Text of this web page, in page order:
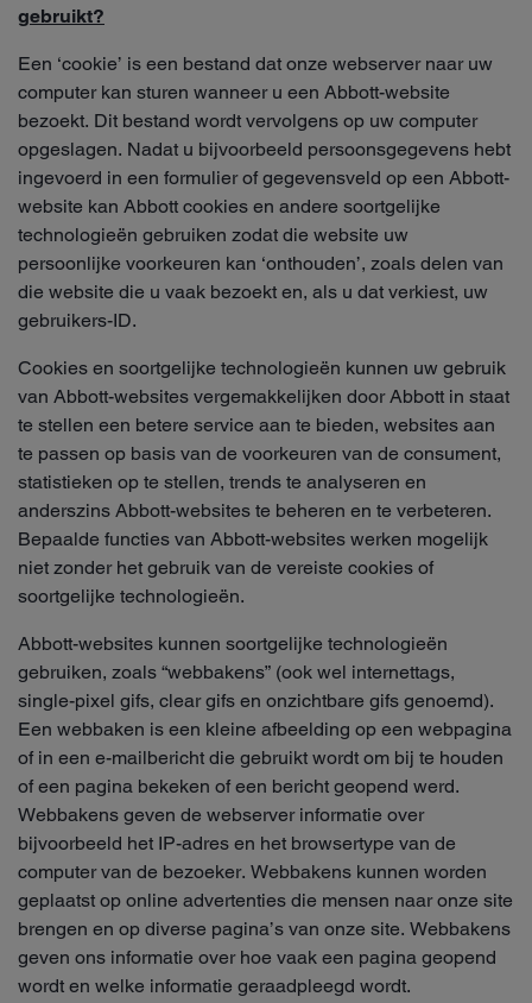
gebruikt?
Een ‘cookie’ is een bestand dat onze webserver naar uw
computer kan sturen wanneer u een Abbott-website
bezoekt. Dit bestand wordt vervolgens op uw computer
opgeslagen. Nadat u bijvoorbeeld persoonsgegevens hebt
ingevoerd in een formulier of gegevensveld op een Abbott-
website kan Abbott cookies en andere soortgelijke
technologieën gebruiken zodat die website uw
persoonlijke voorkeuren kan ‘onthouden’, zoals delen van
die website die u vaak bezoekt en, als u dat verkiest, uw
gebruikers-ID.
Cookies en soortgelijke technologieën kunnen uw gebruik
van Abbott-websites vergemakkelijken door Abbott in staat
te stellen een betere service aan te bieden, websites aan
te passen op basis van de voorkeuren van de consument,
statistieken op te stellen, trends te analyseren en
anderszins Abbott-websites te beheren en te verbeteren.
Bepaalde functies van Abbott-websites werken mogelijk
niet zonder het gebruik van de vereiste cookies of
soortgelijke technologieën.
Abbott-websites kunnen soortgelijke technologieën
gebruiken, zoals “webbakens” (ook wel internettags,
single-pixel gifs, clear gifs en onzichtbare gifs genoemd).
Een webbaken is een kleine afbeelding op een webpagina
of in een e-mailbericht die gebruikt wordt om bij te houden
of een pagina bekeken of een bericht geopend werd.
Webbakens geven de webserver informatie over
bijvoorbeeld het IP-adres en het browsertype van de
computer van de bezoeker. Webbakens kunnen worden
geplaatst op online advertenties die mensen naar onze site
brengen en op diverse pagina’s van onze site. Webbakens
geven ons informatie over hoe vaak een pagina geopend
wordt en welke informatie geraadpleegd wordt.